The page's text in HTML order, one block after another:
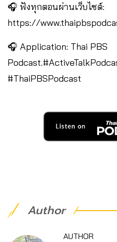
🎧 ฟังทุกตอนผ่านเว็บไซต์:
https://
🎧 Application: Thai PBS
#ThaiPBSPodcast
Author
AUTHOR